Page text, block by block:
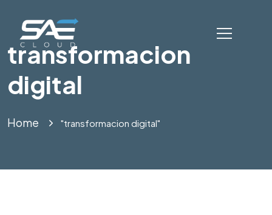
transformacion
digital
Home "transformacion digital"